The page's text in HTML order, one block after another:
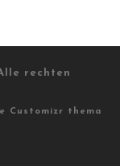
rechten
Customizr thema